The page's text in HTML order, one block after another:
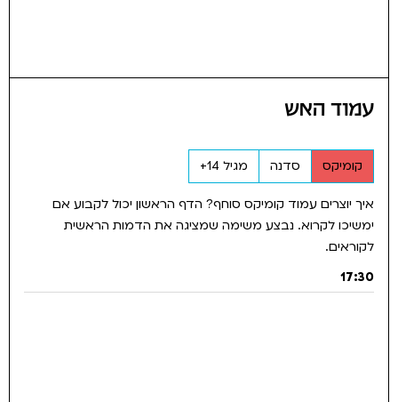
עמוד האש
קומיקס סדנה מגיל 14+
איך יוצרים עמוד קומיקס סוחף? הדף הראשון יכול לקבוע אם
ימשיכו לקרוא. נבצע משימה שמציגה את הדמות הראשית
לקוראים.
17:30